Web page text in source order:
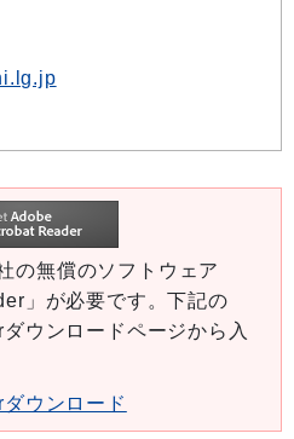
の無償のソフトウェア
」が必要です。下記の
ウンロードページから入
ウンロード